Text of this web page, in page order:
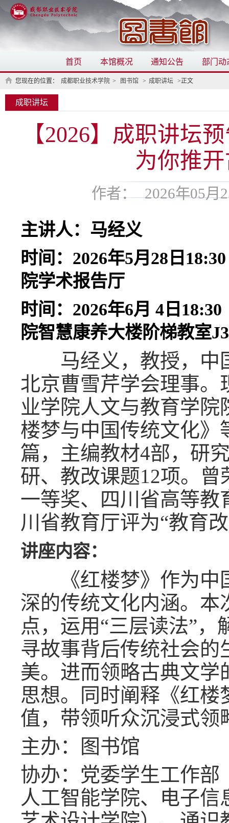
首页 本馆概况 通知公告 部门动
您现在的位置： 成都职业技术学院 > 图书馆 > 成职讲坛 >正文
成职讲坛
【2026】成职讲
为你推
作者： 2026年05月
主讲人：马经义
时间：2026年5月28日
院学术报告厅
时间：2026年6月 4日
院智慧康养大楼阶梯教室
马经义，教授，中
北京曹雪芹学会理事。
业学院人文与教育学
楼梦与中国传统文化》
篇，主编教材4部，研
研、教改课题12项。曾
一等奖、四川省高等教
川省教育厅评为“教育
讲座内容：
《红楼梦》作为中
深的传统文化内涵。本
点，运用 “三层读法”，
寻故事背后传统社会
美。进而领略古典文
思想。同时阐释《红
值，带领听众沉浸式领
主办：图书馆
协办：党委学生工作部
人工智能学院、电子